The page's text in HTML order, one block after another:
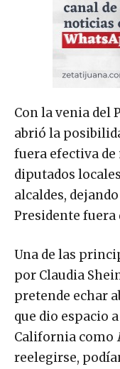
Con la venia del
abrió la
fuera efectiva
diputados
alcaldes,
Presidente fuera
Una de las
por Claudia
pretende echar
que dio espacio
California como
reelegirse,